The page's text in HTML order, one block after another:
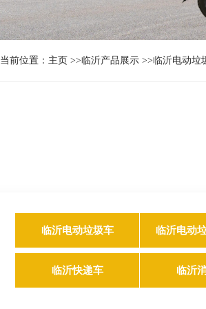
当前位置： 主页 >>临沂产品展示 >>临沂电动垃
临沂电动垃圾车 临沂电动
临沂快递车 临沂